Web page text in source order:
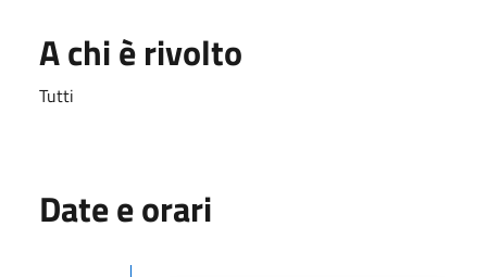
A chi è rivolto
Tutti
Date e orari